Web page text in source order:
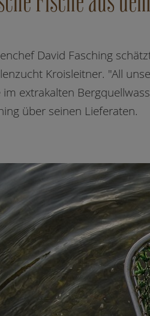
David Fasching
Kroisleitner. "All
im extrakalten
über seinen Lieferaten.